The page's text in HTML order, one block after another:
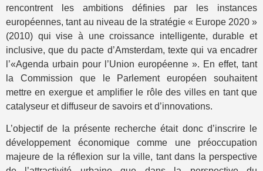
rencontrent les ambitions définies par les instances
européennes, tant au niveau de la stratégie « Europe 2020 »
(2010) qui vise à une croissance intelligente, durable et
inclusive, que du pacte d’Amsterdam, texte qui va encadrer
l’«Agenda urbain pour l’Union européenne ». En effet, tant
la Commission que le Parlement européen souhaitent
mettre en exergue et amplifier le rôle des villes en tant que
catalyseur et diffuseur de savoirs et d’innovations.
L’objectif de la présente recherche était donc d’inscrire le
développement économique comme une préoccupation
majeure de la réflexion sur la ville, tant dans la perspective